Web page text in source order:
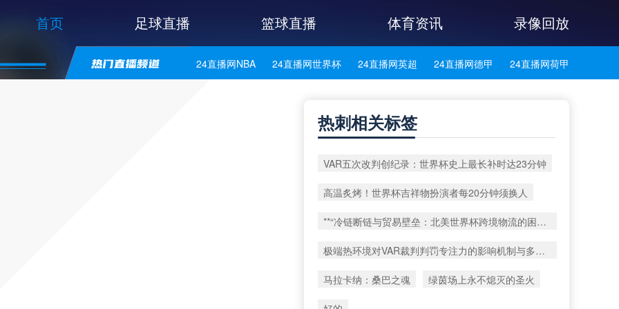
首页 足球直播 篮球直播 体育资讯 录像回放
24直播网NBA 24直播网世界杯 24直播网英超 24直播网德甲 24直播网荷甲
24直播网西乙 24直播网英冠
热刺相关标签
VAR五次改判创纪录：世界杯史上最长补时达23分钟
高温炙烤！世界杯吉祥物扮演者每20分钟须换人
**“冷链断链与贸易壁垒：北美世界杯跨境物流的困局与重塑路径”**
极端热环境对VAR裁判判罚专注力的影响机制与多模态调控策略研究——以2026世界杯实验室为例
马拉卡纳：桑巴之魂 绿茵场上永不熄灭的圣火